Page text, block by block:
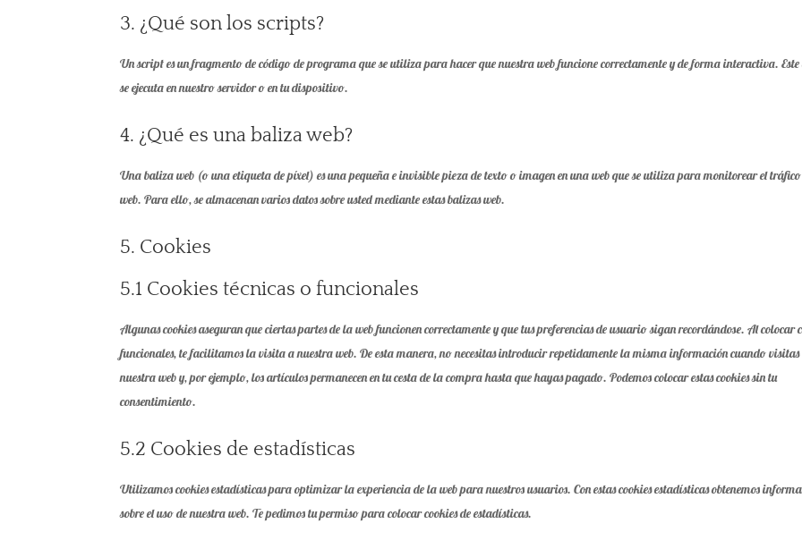
3. ¿Qué son los scripts?
Un script es un fragmento de código de programa que se utiliza para hacer que nuestra web funcione correctamente y de forma interactiva.
se ejecuta en nuestro servidor o en tu dispositivo.
4. ¿Qué es una baliza web?
Una baliza web (o una etiqueta de píxel) es una pequeña e invisible pieza de texto o imagen en una web que se utiliza para monitorear el
web. Para ello, se almacenan varios datos sobre usted mediante estas balizas web.
5. Cookies
5.1 Cookies técnicas o funcionales
Algunas cookies aseguran que ciertas partes de la web funcionen correctamente y que tus preferencias de usuario sigan recordándose. Al colocar
funcionales, te facilitamos la visita a nuestra web. De esta manera, no necesitas introducir repetidamente la misma información cuando visitas
nuestra web y, por ejemplo, los artículos permanecen en tu cesta de la compra hasta que hayas pagado. Podemos colocar estas cookies sin tu
consentimiento.
5.2 Cookies de estadísticas
Utilizamos cookies estadísticas para optimizar la experiencia de la web para nuestros usuarios. Con estas cookies estadísticas obtenemos
sobre el uso de nuestra web. Te pedimos tu permiso para colocar cookies de estadísticas.